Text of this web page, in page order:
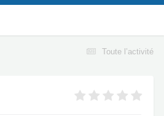
Toute l’activité